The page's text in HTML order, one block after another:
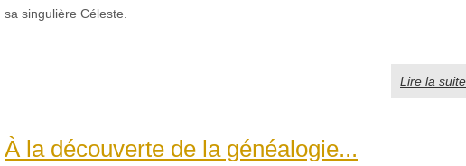
sa singulière Céleste.
Lire la suite
À la découverte de la généalogie...